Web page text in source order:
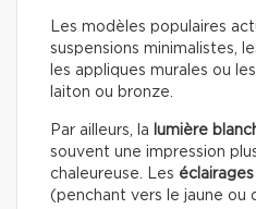
Les modèles populaires
suspensions minimalistes,
les appliques murales ou
laiton ou bronze.
Par ailleurs, la lumière
souvent une impression
chaleureuse. Les
(penchant vers le jaune ou